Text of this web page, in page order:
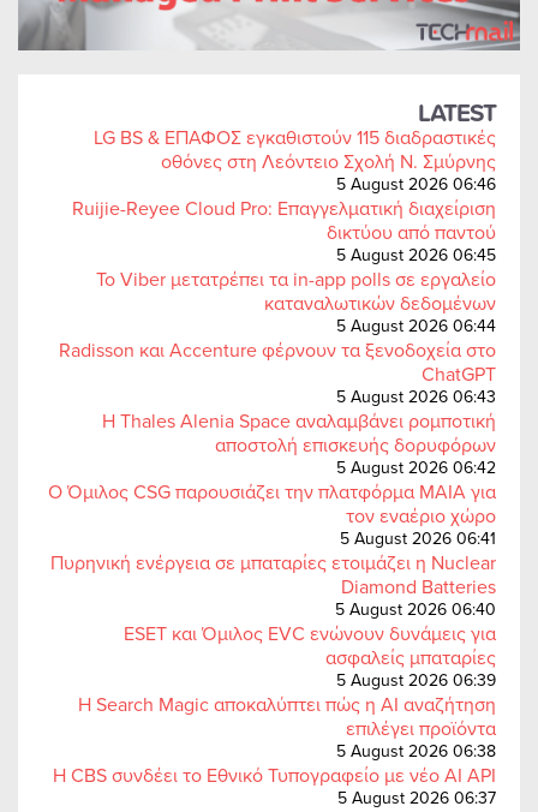
LATEST
LG BS & ΕΠΑΦΟΣ εγκαθιστούν 115 διαδραστικές
οθόνες στη Λεόντειο Σχολή Ν. Σμύρνης
5 August 2026 06:46
Ruijie-Reyee Cloud Pro: Επαγγελματική διαχείριση
δικτύου από παντού
5 August 2026 06:45
Το Viber μετατρέπει τα in-app polls σε εργαλείο
καταναλωτικών δεδομένων
5 August 2026 06:44
Radisson και Accenture φέρνουν τα ξενοδοχεία στο
ChatGPT
5 August 2026 06:43
Η Thales Alenia Space αναλαμβάνει ρομποτική
αποστολή επισκευής δορυφόρων
5 August 2026 06:42
Ο Όμιλος CSG παρουσιάζει την πλατφόρμα MAIA για
τον εναέριο χώρο
5 August 2026 06:41
Πυρηνική ενέργεια σε μπαταρίες ετοιμάζει η Nuclear
Diamond Batteries
5 August 2026 06:40
ESET και Όμιλος EVC ενώνουν δυνάμεις για
ασφαλείς μπαταρίες
5 August 2026 06:39
Η Search Magic αποκαλύπτει πώς η AI αναζήτηση
επιλέγει προϊόντα
5 August 2026 06:38
Η CBS συνδέει το Εθνικό Τυπογραφείο με νέο AI API
5 August 2026 06:37